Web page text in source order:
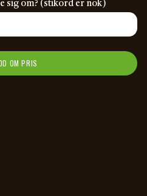
sig om? (stikord er nok)
OM PRIS